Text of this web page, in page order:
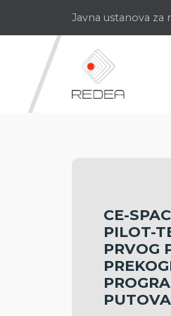
Javna ustanova za
CE-
PILOT-
PRVOG